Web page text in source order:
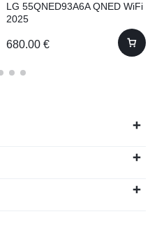
LG 55QNED93A6A QNED WiFi
2025
680.00 €